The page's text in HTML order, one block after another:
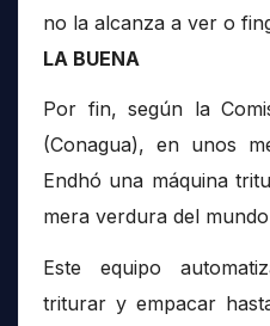
no la alcanza a ver o
LA BUENA
Por fin, según la
(Conagua), en unos
Endhó una máquina
mera verdura del
Este equipo
triturar y empacar